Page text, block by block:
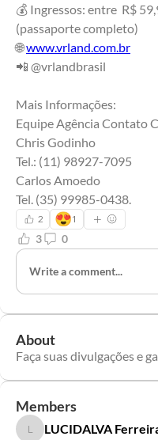
💰 Ingressos: entre  R$
(passaporte completo)
🌐 www.vrland.com.br
📲 @vrlandbrasil
Mais Informações:
Equipe Agência Contato
Chris Godinho
Tel.: (11) 98927-7095
Carlos Amoedo
Tel. (35) 99985-0438.
2 😍1
3 0
Write a comment...
About
Faça suas divulgações e
Members
LUCIDALVA Ferreira
LUCIDALVA